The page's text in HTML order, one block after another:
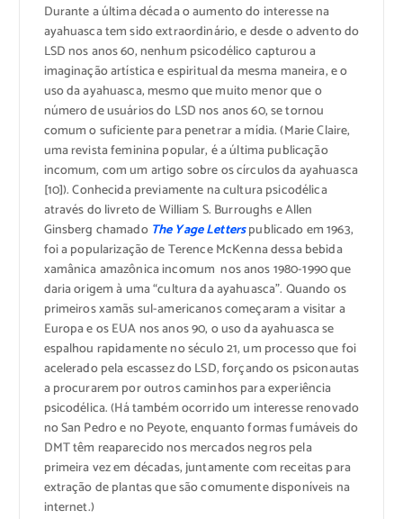
Durante a última década o aumento do interesse na
ayahuasca tem sido extraordinário, e desde o advento do
LSD nos anos 60, nenhum psicodélico capturou a
imaginação artística e espiritual da mesma maneira, e o
uso da ayahuasca, mesmo que muito menor que o
número de usuários do LSD nos anos 60, se tornou
comum o suficiente para penetrar a mídia. (Marie Claire,
uma revista feminina popular, é a última publicação
incomum, com um artigo sobre os círculos da ayahuasca
[10]). Conhecida previamente na cultura psicodélica
através do livreto de William S. Burroughs e Allen
Ginsberg chamado The Yage Letterspublicado em 1963,
foi a popularização de Terence McKenna dessa bebida
xamânica amazônica incomum nos anos 1980-1990 que
daria origem à uma “cultura da ayahuasca”. Quando os
primeiros xamãs sul-americanos começaram a visitar a
Europa e os EUA nos anos 90, o uso da ayahuasca se
espalhou rapidamente no século 21, um processo que foi
acelerado pela escassez do LSD, forçando os psiconautas
a procurarem por outros caminhos para experiência
psicodélica. (Há também ocorrido um interesse renovado
no San Pedro e no Peyote, enquanto formas fumáveis do
DMT têm reaparecido nos mercados negros pela
primeira vez em décadas, juntamente com receitas para
extração de plantas que são comumente disponíveis na
internet.)